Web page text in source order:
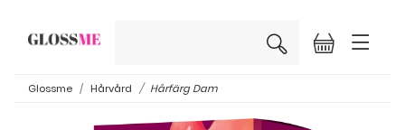
×
Glossme Hårvård Hårfärg Dam